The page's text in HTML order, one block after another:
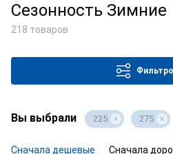
Сезонность Зимние
218 товаров
Вы выбрали 225 275
Сначала дешевые Сначала